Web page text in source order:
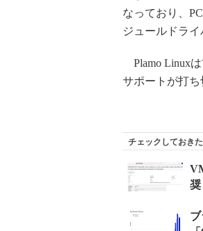
なっており、
ジュールドライ
Plamo Linuxは
サポートが打ち
チェックしておき